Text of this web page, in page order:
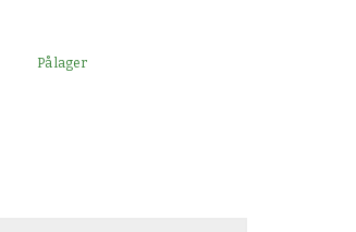
På lager